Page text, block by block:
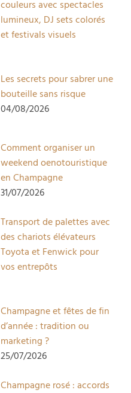
couleurs avec spectacles
lumineux, DJ sets colorés
et festivals visuels
Les secrets pour sabrer une
bouteille sans risque
04/08/2026
Comment organiser un
weekend oenotouristique
en Champagne
31/07/2026
Transport de palettes avec
des chariots élévateurs
Toyota et Fenwick pour
vos entrepôts
Champagne et fêtes de fin
d’année : tradition ou
marketing ?
25/07/2026
Champagne rosé : accords